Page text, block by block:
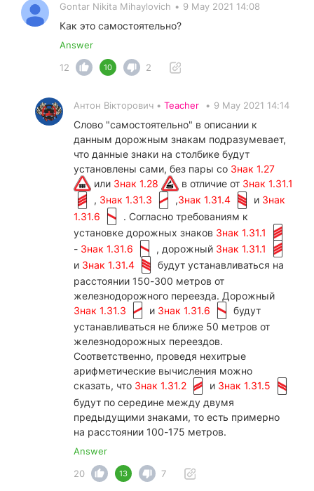
Gontar Nikita Mihaylovich • 9 May 2021 14:08
Как это самостоятельно?
Answer
12
10 2
Антон Вікторович • Teacher • 9 May 2021 14:14
Слово "самостоятельно" в описании к
данным дорожным знакам подразумевает,
что данные знаки на столбике будут
установлены сами, без пары со Знак 1.27
или Знак 1.28 в отличие от Знак 1.31.1
, Знак 1.31.3 ,Знак 1.31.4 и Знак
1.31.6
. Согласно требованиям к
установке дорожных знаков Знак 1.31.1
- Знак 1.31.6 , дорожный Знак 1.31.1
и Знак 1.31.4
будут устанавливаться на
расстоянии 150-300 метров от
железнодорожного переезда. Дорожный
Знак 1.31.3
и Знак 1.31.6
будут
устанавливаться не ближе 50 метров от
железнодорожных переездов.
Соответственно, проведя нехитрые
арифметические вычисления можно
сказать, что Знак 1.31.2 и Знак 1.31.5
будут по середине между двумя
предыдущими знаками, то есть примерно
на расстоянии 100-175 метров.
Answer
20
13 7